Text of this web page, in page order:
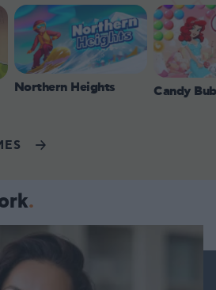
Northern Heights Candy